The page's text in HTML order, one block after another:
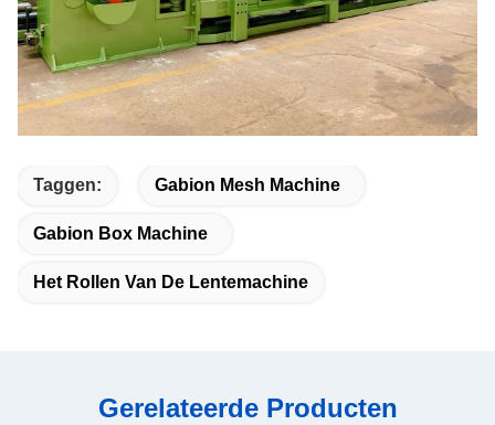
Taggen: Gabion Mesh Machine
Gabion Box Machine
Het Rollen Van De Lentemachine
Gerelateerde Producten